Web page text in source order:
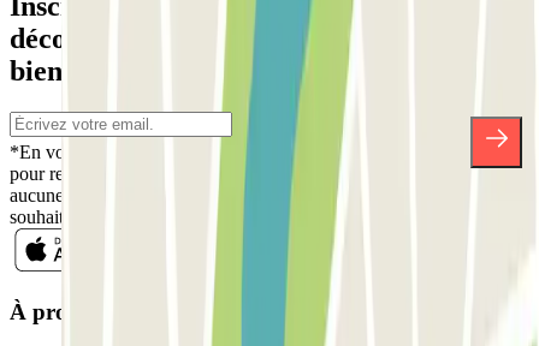
Inscrivez-vous à notre newsletter et
découvrez des réductions, des concours et
bien d'autres surprises.
*En vous inscrivant, vous acceptez notre politique de confidentialité
pour recevoir des communications commerciales de Parclick. Sans
aucune obligation, vous pouvez vous désinscrire quand vous le
souhaitez dans la même newsletter.
À propos de Parclick